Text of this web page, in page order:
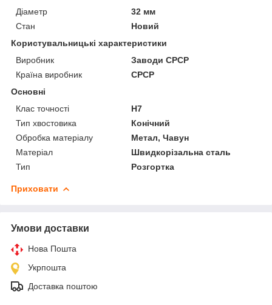
Діаметр
32 мм
Стан
Новий
Користувальницькі характеристики
Виробник
Заводи СРСР
Країна виробник
СРСР
Основні
Клас точності
Н7
Тип хвостовика
Конічний
Обробка матеріалу
Метал, Чавун
Матеріал
Швидкорізальна сталь
Тип
Розгортка
Приховати
Умови доставки
Нова Пошта
Укрпошта
Доставка поштою